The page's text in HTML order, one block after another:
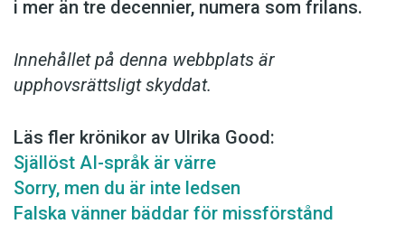
i mer än tre decennier, numera som frilans.
Innehållet på denna webbplats är
upphovsrättsligt skyddat.
Läs fler krönikor av Ulrika Good:
Själlöst AI-språk är värre
Sorry, men du är inte ledsen
Falska vänner bäddar för missförstånd